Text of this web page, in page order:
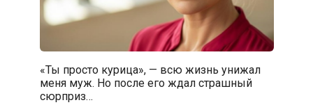
«Ты просто курица», — всю жизнь унижал
меня муж. Но после его ждал страшный
сюрприз…